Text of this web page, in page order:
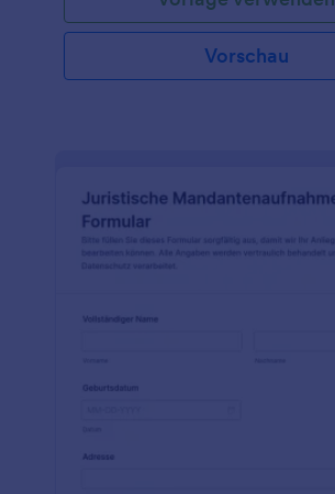
Vorschau